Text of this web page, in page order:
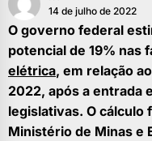
14 de julho de 2022
O governo federal
potencial de 19% nas
elétrica, em relação
2022, após a entrada
legislativas. O cálculo
Ministério de Minas e